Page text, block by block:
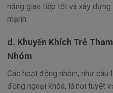
năng giao tiếp tốt và xây
mạnh.
d. Khuyến Khích Trẻ
Nhóm
Các hoạt động nhóm, như câu
động ngoại khóa, là nơi tuyệt